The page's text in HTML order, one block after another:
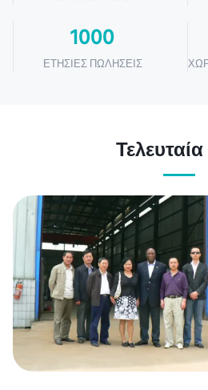
1000
ΕΤΉΣΙΕΣ ΠΩΛΉΣΕΙΣ